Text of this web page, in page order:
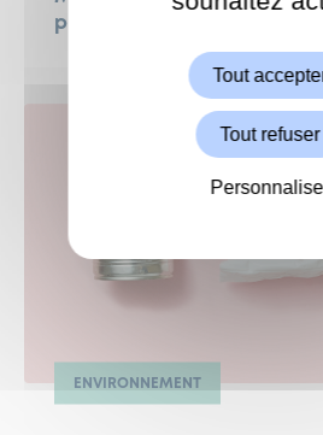
prolifération !
ENVIRONNEMENT
Tout
Tout refuser